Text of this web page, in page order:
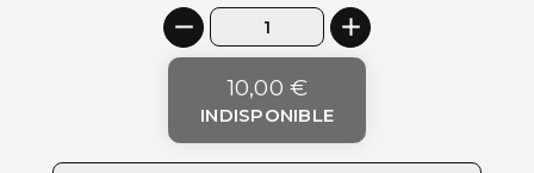
10,00 €
INDISPONIBLE